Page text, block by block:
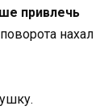
привлечь
нахал